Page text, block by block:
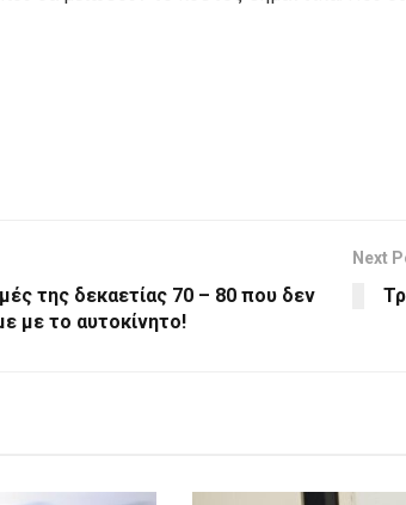
της δεκαετίας 70 – 80 που δεν
με το αυτοκίνητο!
Next